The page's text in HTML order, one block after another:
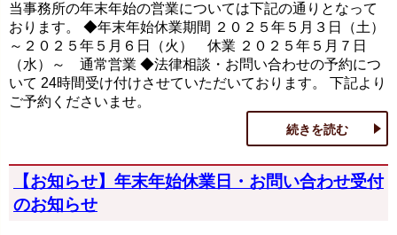
当事務所の年末年始の営業については下記の通りとなって
おります。 ◆年末年始休業期間 ２０２５年５月３日（土）
～２０２５年５月６日（火） 休業 ２０２５年５月７日
（水）～ 通常営業 ◆法律相談・お問い合わせの予約につ
いて 24時間受け付けさせていただいております。 下記より
ご予約くださいませ。
続きを読む
【お知らせ】年末年始休業日・お問い合わせ受付
のお知らせ